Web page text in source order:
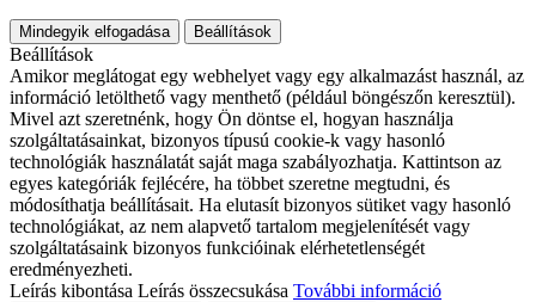
Mindegyik elfogadása Beállítások
Beállítások
Amikor meglátogat egy webhelyet vagy egy alkalmazást használ, az
információ letölthető vagy menthető (például böngészőn keresztül).
Mivel azt szeretnénk, hogy Ön döntse el, hogyan használja
szolgáltatásainkat, bizonyos típusú cookie-k vagy hasonló
technológiák használatát saját maga szabályozhatja. Kattintson az
egyes kategóriák fejlécére, ha többet szeretne megtudni, és
módosíthatja beállításait. Ha elutasít bizonyos sütiket vagy hasonló
technológiákat, az nem alapvető tartalom megjelenítését vagy
szolgáltatásaink bizonyos funkcióinak elérhetetlenségét
eredményezheti.
Leírás kibontása Leírás összecsukása További információ